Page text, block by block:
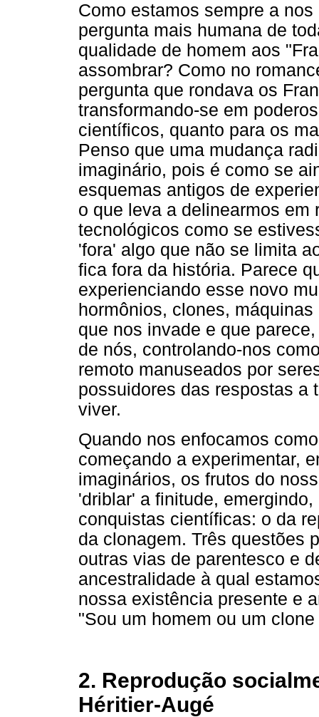
Como estamos sempre a
pergunta mais humana de
qualidade de homem aos
assombrar? Como no
pergunta que rondava os
transformando-se em
científicos, quanto para os
Penso que uma mudança
imaginário, pois é como se
esquemas antigos de
o que leva a delinearmos em
tecnológicos como se
'fora' algo que não se limita
fica fora da história. Parece
experienciando esse novo
hormônios, clones,
que nos invade e que
de nós, controlando-nos
remoto manuseados por
possuidores das respostas a
viver.
Quando nos enfocamos
começando a experimentar,
imaginários, os frutos do
'driblar' a finitude,
conquistas científicas: o da
da clonagem. Três questões
outras vias de parentesco e
ancestralidade à qual
nossa existência presente e
"Sou um homem ou um
2. Reprodução
Héritier-Augé